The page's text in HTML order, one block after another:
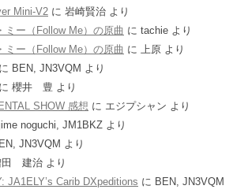
Mini-V2 に 岩崎賢治 より
ミー（Follow Me）の原曲 に tachie より
ミー（Follow Me）の原曲 に 上原 より
に BEN, JN3VQM より
に 櫻井 豊 より
SHOW 感想 に エジプシャン より
noguchi, JM1BKZ より
JN3VQM より
田 建治 より
JA1ELY’s Carib DXpeditions に BEN, JN3VQM